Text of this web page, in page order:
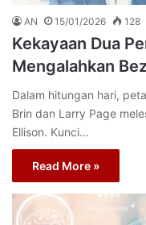
AN 15/01/2026 128
Kekayaan Dua
Mengalahkan
Dalam hitungan hari,
Brin dan Larry Page
Ellison. Kunci…
Read More »